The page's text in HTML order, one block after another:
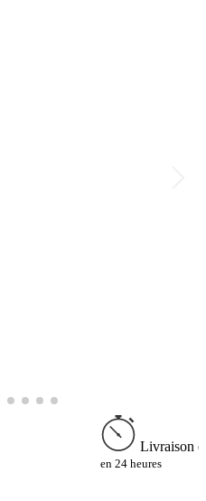
Livraison
en 24 heures